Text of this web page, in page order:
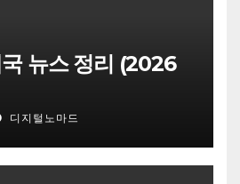
뉴스 정리 (2026
디지털노마드